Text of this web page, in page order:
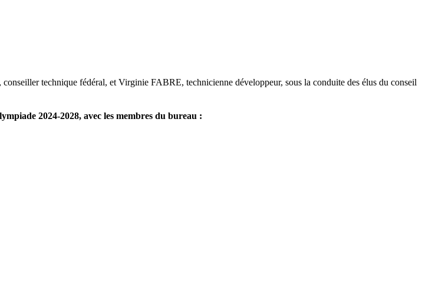
technique fédéral, et Virginie FABRE, technicienne développeur, sous la conduite des élus du conseil
2024-2028, avec les membres du bureau :